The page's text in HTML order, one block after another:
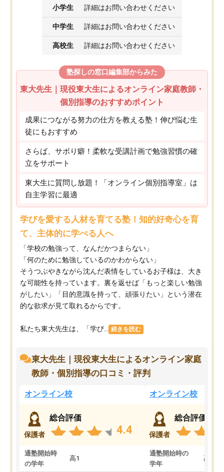
小学生 詳細はお問い合わせください
中学生 詳細はお問い合わせください
高校生 詳細はお問い合わせください
塾探しの窓口編集部からみた
東大先生｜現役東大生によるオンライン家庭教師・
個別指導のおすすめポイント
成果につながる努力の仕方を教える塾！伸び悩む生
徒にもおすすめ
さらば、サボり癖！柔軟な受講計画で勉強習慣の確
立をサポート
東大生に質問し放題！「オンライン個別指導室」は
自主学習に最適
学びを愛する人材を育てる塾！知的好奇心を育
て、主体的に学べる人へ
「学校の勉強って、なんだかつまらない」
「何のために勉強しているのかわからない」
そうつぶやきながら沈んだ表情をしているお子様は、大き
な可能性を持っています。裏を返せば「もっと楽しい勉強
がしたい」「目的意識を持って、頑張りたい」という潜在
的な欲求が見て取れるからです。
私たち東大先生は、「学び... 続きを読む
東大先生｜現役東大生によるオンライン家庭
教師・個別指導の口コミ・評判
オンライン校
保護者
総合評価
4.4
通塾開始時
の学年
高1
オンライン校
保護者
総合評価
通塾開始時の
学年
高3